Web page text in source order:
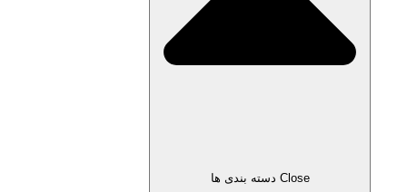
Close دسته بندی ها